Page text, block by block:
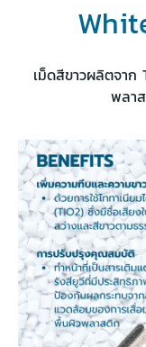
เม็ดสีขาวผลิตจา
พลา